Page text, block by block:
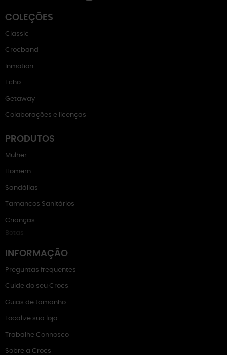
COLEÇÕES
Classic
Crocband
Inmotion
Echo
Getaway
Colaborações e licenças
PRODUTOS
Mulher
Homem
Sandálias
Tamancos Sanitários
Crianças
Botas
INFORMAÇÃO
Preguntas frequentes
Cuide do seu Crocs
Guias de tamanho
Localize sua loja
Trabalhe Connosco
Sobre a Crocs